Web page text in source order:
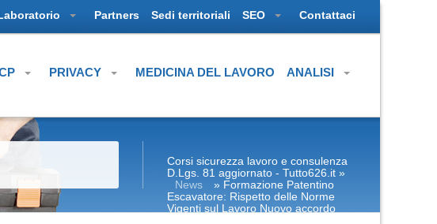
Partners Sedi territoriali SEO Contattaci
PRIVACY MEDICINA DEL LAVORO ANALISI
Corsi sicurezza lavoro e consulenza
D.Lgs. 81 aggiornato - Tutto626.it »
News
» Formazione Patentino
Escavatore: Rispetto delle Norme
Vigenti sul Lavoro Nuovo accordo